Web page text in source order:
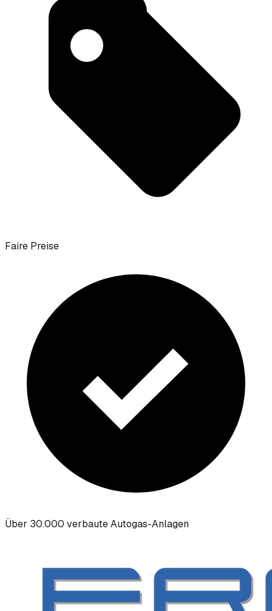
Faire Preise
Über 30.000 verbaute Autogas-Anlagen